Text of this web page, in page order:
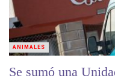
Se sumó una
ANIMALES